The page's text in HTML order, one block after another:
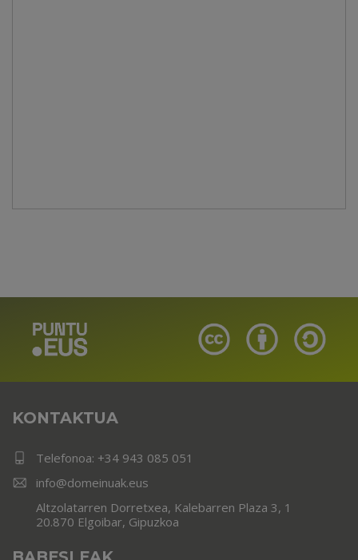
KONTAKTUA
Telefonoa: +34 943 085 051
info@domeinuak.eus
Altzolatarren Dorretxea, Kalebarren Plaza 3, 1
20.870 Elgoibar, Gipuzkoa